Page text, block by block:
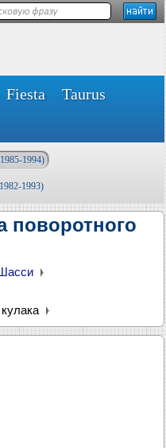
Fiesta
Taurus
1994)
1993)
поворотного